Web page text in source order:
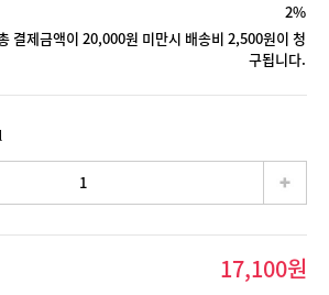
2%
결제금액이 20,000원 미만시 배송비 2,500원이 청
구됩니다.
17,100원